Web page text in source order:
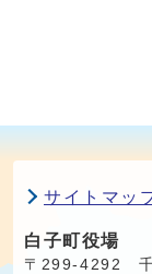
サイトマッ
白子町役場
〒299-4292 千